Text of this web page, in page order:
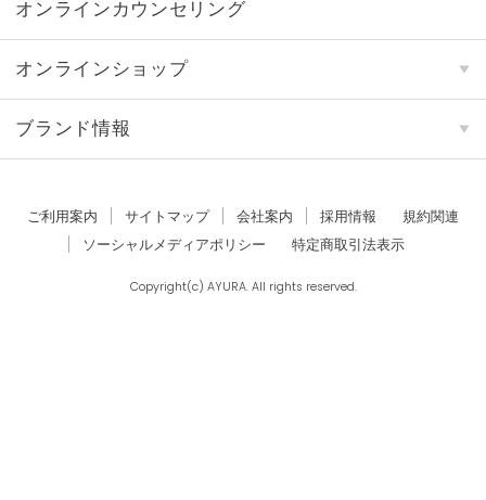
オンラインカウンセリング
オンラインショップ
ブランド情報
ご利用案内 サイトマップ 会社案内 採用情報
規約関連
ソーシャルメディアポリシー
特定商取引法表示
Copyright(c) AYURA. All rights reserved.